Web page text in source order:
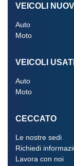
VEICOLI NUOVI
Auto
Moto
VEICOLI USATI
Auto
Moto
CECCATO
Le nostre sedi
Richiedi
Lavora con noi